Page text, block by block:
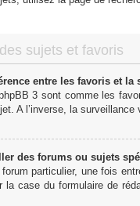
sujets et favoris
entre les favoris et la
3 sont comme les
A l’inverse, la
des forums ou sujets
particulier, une fois
la case du formulaire de